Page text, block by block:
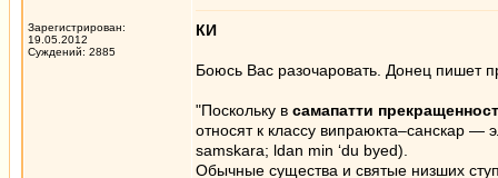
Зарегистрирован:
19.05.2012
Суждений: 2885
КИ
Боюсь Вас разочаровать. Донец пишет
"Поскольку в самапатти
относят к классу випраюкта–санскар
samskara; ldan min ‘du byed).
Обычные существа и святые низших